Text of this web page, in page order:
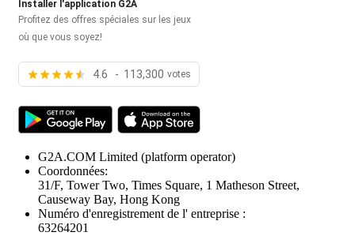
Installer l'application G2A
Profitez des offres spéciales sur les jeux
où que vous soyez!
4.6 - 113,300 votes
G2A.COM Limited (platform operator)
Coordonnées:
31/F, Tower Two, Times Square, 1 Matheson Street,
Causeway Bay, Hong Kong
Numéro d'enregistrement de l' entreprise :
63264201